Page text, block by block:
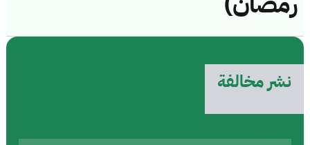
نشر مخالفة